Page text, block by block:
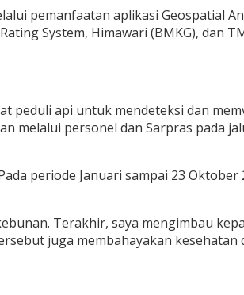
pemanfaatan aplikasi Geospatial
System, Himawari (BMKG), dan
peduli api untuk mendeteksi dan
melalui personel dan Sarpras pada
periode Januari sampai 23 Oktober
Terakhir, saya mengimbau
juga membahayakan kesehatan